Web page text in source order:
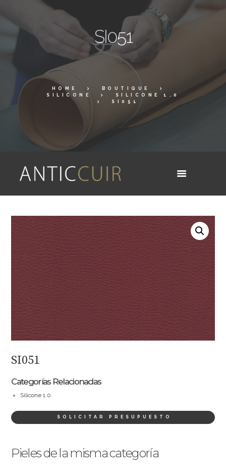
SI051
HOME
BOUTIQUE
SILICONE
SILICONE 1.0
SI051
SI051
Categorías Relacionadas
Silicone 1.0
SOLICITAR PRESUPUESTO
Pieles de la misma categoría